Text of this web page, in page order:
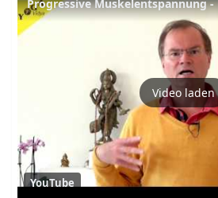
Video laden
YouTube